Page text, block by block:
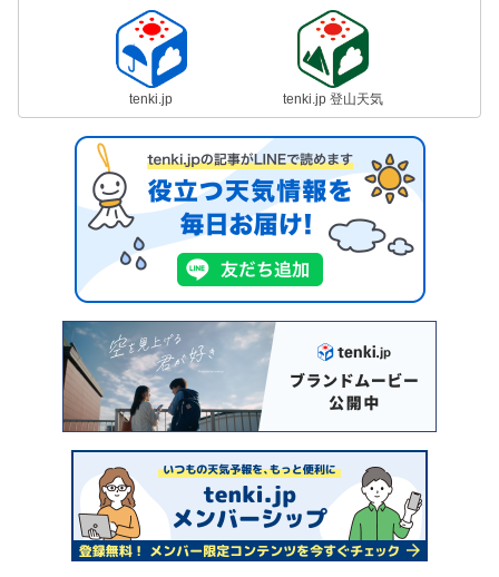
tenki.jp tenki.jp 登山天気